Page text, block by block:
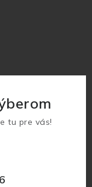
tu pre vás!